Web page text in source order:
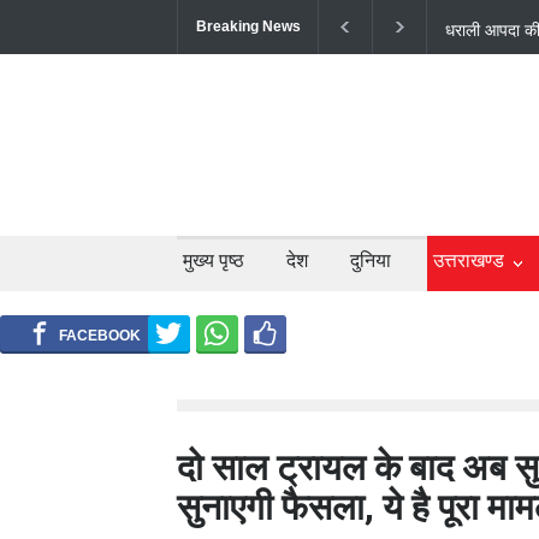
Breaking News
उत्तराखंड में
बंद; श्रद्धालु
मुख्य पृष्ठ देश दुनिया उत्तराखण्ड
दो साल ट्रायल के बाद अब
सुनाएगी फैसला, ये है पूरा